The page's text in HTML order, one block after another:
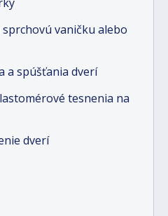
vaničku alebo
a spúšťania dverí
tesnenia na
dverí